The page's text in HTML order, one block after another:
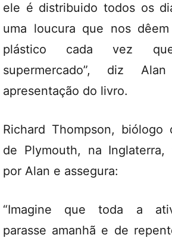
ele é distribuido todos os
uma loucura que nos
plástico cada vez
supermercado”, diz
apresentação do livro.
Richard Thompson, biólogo
de Plymouth, na Inglaterra,
por Alan e assegura:
“Imagine que toda a
parasse amanhã e de